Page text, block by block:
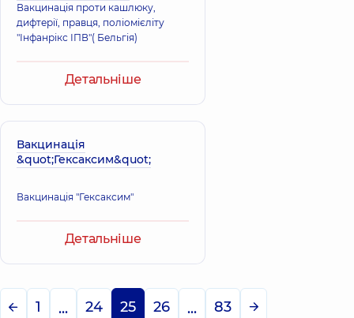
Вакцинація проти кашлюку,
дифтерії, правця, поліомієліту
"Інфанрікс ІПВ"( Бельгія)
Детальніше
Вакцинація
&quot;Гексаксим&quot;
Вакцинація "Гексаксим"
Детальніше
1 ... 24 25 26 ... 83